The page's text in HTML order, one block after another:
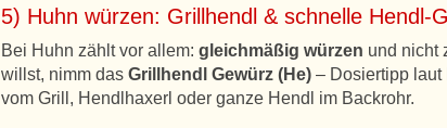
5) Huhn würzen: Grillhendl & schnelle Hendl-
Bei Huhn zählt vor allem: gleichmäßig würzen und nicht
willst, nimm das Grillhendl Gewürz (He) – Dosiertipp laut
vom Grill, Hendlhaxerl oder ganze Hendl im Backrohr.